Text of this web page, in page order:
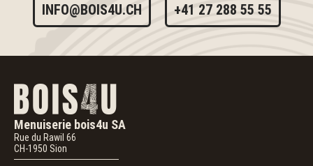
INFO@BOIS4U.CH +41 27 288 55 55
Menuiserie bois4u SA
Rue du Rawil 66
CH-1950 Sion